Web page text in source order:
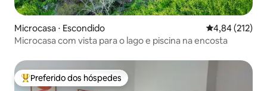
Microcasa ⋅ Escondido 4,84 de uma
4,84 (212)
Microcasa com vista para o lago e piscina na encosta
Entre os melhores preferidos dos hóspedes
Preferido dos hóspedes